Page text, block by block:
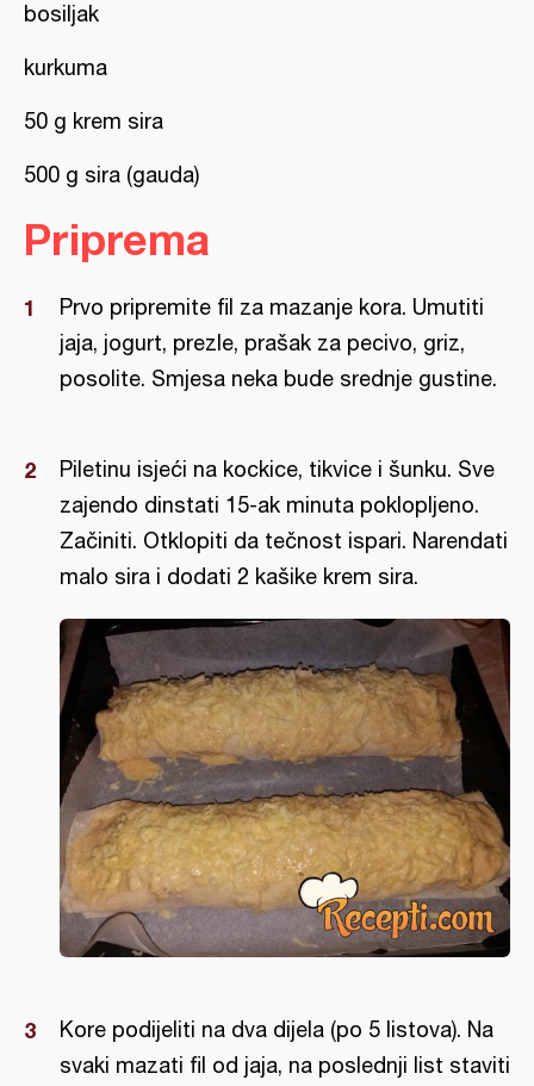
bosiljak
kurkuma
50 g krem sira
500 g sira (gauda)
Priprema
Prvo pripremite fil za mazanje kora. Umutiti
jaja, jogurt, prezle, prašak za pecivo, griz,
posolite. Smjesa neka bude srednje gustine.
Piletinu isjeći na kockice, tikvice i šunku. Sve
zajendo dinstati 15-ak minuta poklopljeno.
Začiniti. Otklopiti da tečnost ispari. Narendati
malo sira i dodati 2 kašike krem sira.
Kore podijeliti na dva dijela (po 5 listova). Na
svaki mazati fil od jaja, na poslednji list staviti